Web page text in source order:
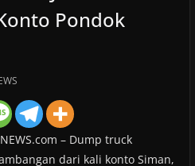
Pondok
– Dump truck
dari kali konto Siman,